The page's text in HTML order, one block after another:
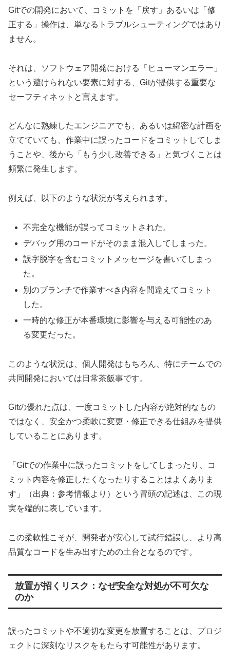
Gitでの開発において、コミットを「戻す」あるいは「修
正する」操作は、単なるトラブルシューティングではあり
ません。
それは、ソフトウェア開発における「ヒューマンエラー」
という避けられない要素に対する、Gitが提供する重要な
セーフティネットと言えます。
どんなに熟練したエンジニアでも、あるいは綿密な計画を
立てていても、作業中に誤ったコードをコミットしてしま
うことや、後から「もう少し改善できる」と気づくことは
頻繁に発生します。
例えば、以下のような状況が考えられます。
不完全な機能が誤ってコミットされた。
デバッグ用のコードがそのまま混入してしまった。
誤字脱字を含むコミットメッセージを書いてしまっ
た。
別のブランチで作業すべき内容を間違えてコミット
した。
一時的な修正が本番環境に影響を与える可能性のあ
る変更だった。
このような状況は、個人開発はもちろん、特にチームでの
共同開発においては日常茶飯事です。
Gitの優れた点は、一度コミットした内容が絶対的なもの
ではなく、安全かつ柔軟に変更・修正できる仕組みを提供
していることにあります。
「Gitでの作業中に誤ったコミットをしてしまったり、コ
ミット内容を修正したくなったりすることはよくありま
す」（出典：参考情報より）という冒頭の記述は、この現
実を端的に表しています。
この柔軟性こそが、開発者が安心して試行錯誤し、より高
品質なコードを生み出すための土台となるのです。
放置が招くリスク：なぜ安全な対処が不可欠な
のか
誤ったコミットや不適切な変更を放置することは、プロジ
ェクトに深刻なリスクをもたらす可能性があります。